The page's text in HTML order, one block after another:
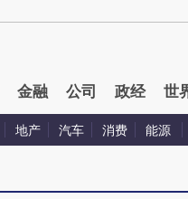
金融 公司 政经 世
地产 汽车 消费 能源